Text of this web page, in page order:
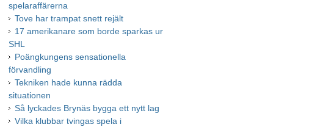
spelaraffärerna
Tove har trampat snett rejält
17 amerikanare som borde sparkas ur
SHL
Poängkungens sensationella
förvandling
Tekniken hade kunna rädda
situationen
Så lyckades Brynäs bygga ett nytt lag
Vilka klubbar tvingas spela i